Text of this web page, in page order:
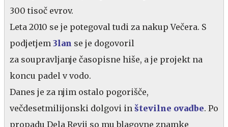
300 tisoč evrov.
Leta 2010 se je potegoval tudi za nakup Večera. S
podjetjem 3lan se je dogovoril
za soupravljanje časopisne hiše, a je projekt na
koncu padel v vodo.
Danes je za njim ostalo pogorišče,
večdesetmilijonski dolgovi in številne ovadbe. Po
propadu Dela Revij so mu blagovne znamke